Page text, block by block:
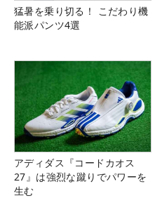
猛暑を乗り切る！ こだわり機
能派パンツ4選
アディダス『コードカオス
27』は強烈な蹴りでパワーを
生む